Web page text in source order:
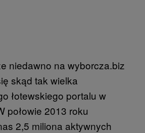
niedawno na wyborcza.biz
skąd tak wielka
łotewskiego portalu w
połowie 2013 roku
2,5 miliona aktywnych